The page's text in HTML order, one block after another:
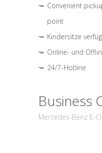
Convenient
point
Kindersitze
Online- und
24/7-Hotline
Business
Mercedes-Benz E-